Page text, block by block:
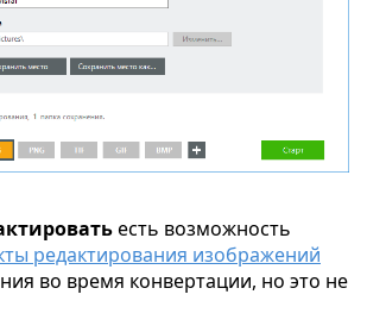
есть возможность
редактирования изображений
во время конвертации, но это не